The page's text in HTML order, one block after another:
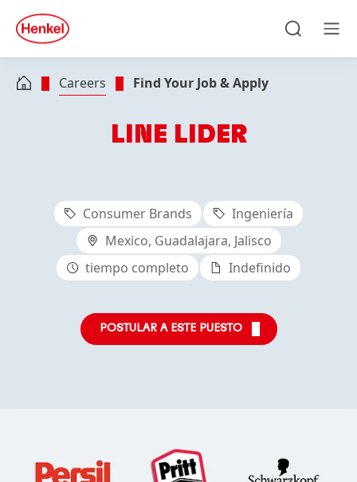
Skip to footer
quick
search
Careers Find Your Job & Apply
LINE LIDER
Consumer Brands
Ingeniería
Mexico, Guadalajara, Jalisco
tiempo completo
Indefinido
POSTULAR A ESTE PUESTO